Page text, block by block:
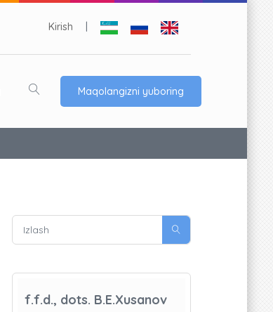
Kirish
Maqolangizni yuboring
f.f.d., dots. B.E.Xusanov